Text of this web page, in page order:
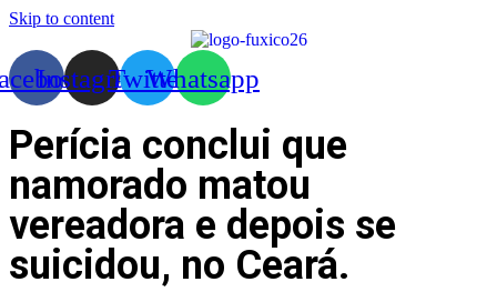
Skip to content
InstagramTwitterWhatsapp
Perícia conclui que
namorado matou
vereadora e depois se
suicidou, no Ceará.